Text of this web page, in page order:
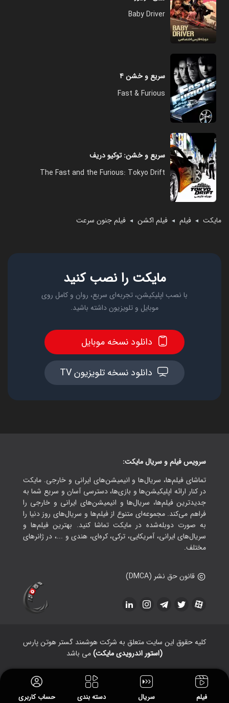
فیلم سریال دسته بندی حساب کاربری
مایکت ◄ فیلم ◄ فیلم اکشن ◄ فیلم جنون سرعت
Baby Driver
سریع و خشن ۴
Fast & Furious
سریع و خشن: توکیو دریف
The Fast and the Furious: Tokyo Drift
مایکت را نصب کنید
با نصب اپلیکیشن، تجربه‌ای سریع، روان و کامل روی
موبایل و تلویزیون داشته باشید.
دانلود نسخه موبایل
دانلود نسخه تلویزیون TV
سرویس فیلم و سریال مایکت:
تماشای فیلم‌ها، سریال‌ها و انیمیشن‌های ایرانی و خارجی. مایکت
در کنار ارائه اپلیکیشن‌ها و بازی‌ها، دسترسی آسان و سریع شما به
جدیدترین فیلم‌ها، سریال‌ها و انیمیشن‌های ایرانی و خارجی را
فراهم می‌کند. مجموعه‌ای متنوع از فیلم‌ها و سریال‌های روز دنیا را
به صورت دوبله‌شده در مایکت تماشا کنید. بهترین فیلم‌ها و
سریال‌های ایرانی، آمریکایی، ترکی، کره‌ای، هندی و ...، در ژانرهای
مختلف.
قانون حق نشر (DMCA)
کلیه حقوق این سایت متعلق به شرکت هوشمند گستر هوتن پارس
(استور اندرویدی مایکت)می باشد